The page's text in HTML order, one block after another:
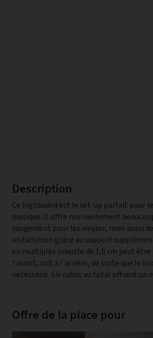
Description
Ce highboard est le set-up parfait pour
musique. Il offre non seulement
rangement pour les vinyles, mais aussi
installation grâce au support
en multiplex robuste de 1,8 cm peut être
l'avant, soit à l'arrière, de sorte que le
nécessaire. Six cubes au total offrent un
rangement généreux, dont deux avec des
des portes, idéal pour les accessoires
classeurs. Cinq modules 1:2, dont
sont en outre pratiques pour les petites
souvent besoin. Une boîte 33 tours
l'installation offre en outre un accès
Offre de la place pour